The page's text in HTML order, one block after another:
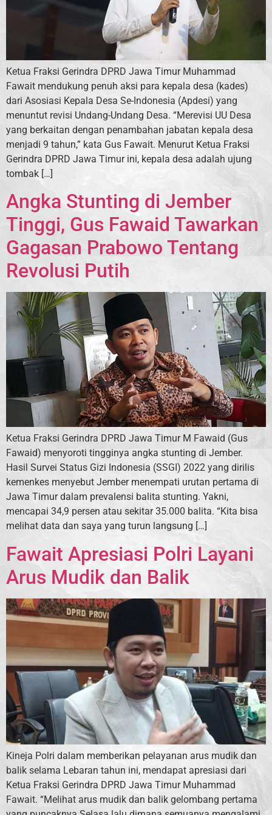
Ketua Fraksi Gerindra DPRD Jawa Timur Muhammad
Fawait mendukung penuh aksi para kepala desa (kades)
dari Asosiasi Kepala Desa Se-Indonesia (Apdesi) yang
menuntut revisi Undang-Undang Desa. “Merevisi UU Desa
yang berkaitan dengan penambahan jabatan kepala desa
menjadi 9 tahun,” kata Gus Fawait. Menurut Ketua Fraksi
Gerindra DPRD Jawa Timur ini, kepala desa adalah ujung
tombak […]
Angka Stunting di Jember
Tinggi, Gus Fawaid Tawarkan
Gagasan Prabowo Tentang
Revolusi Putih
Ketua Fraksi Gerindra DPRD Jawa Timur M Fawaid (Gus
Fawaid) menyoroti tingginya angka stunting di Jember.
Hasil Survei Status Gizi Indonesia (SSGI) 2022 yang dirilis
kemenkes menyebut Jember menempati urutan pertama di
Jawa Timur dalam prevalensi balita stunting. Yakni,
mencapai 34,9 persen atau sekitar 35.000 balita. “Kita bisa
melihat data dan saya yang turun langsung […]
Fawait Apresiasi Polri Layani
Arus Mudik dan Balik
Kineja Polri dalam memberikan pelayanan arus mudik dan
balik selama Lebaran tahun ini, mendapat apresiasi dari
Ketua Fraksi Gerindra DPRD Jawa Timur Muhammad
Fawait. “Melihat arus mudik dan balik gelombang pertama